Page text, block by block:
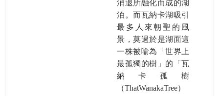
消退所融化而成的湖
泊。而瓦納卡湖吸引
最多人來朝聖的風
景，莫過於是湖面這
一株被喻為「世界上
最孤獨的樹」的「瓦
納卡孤樹
（ThatWanakaTree）